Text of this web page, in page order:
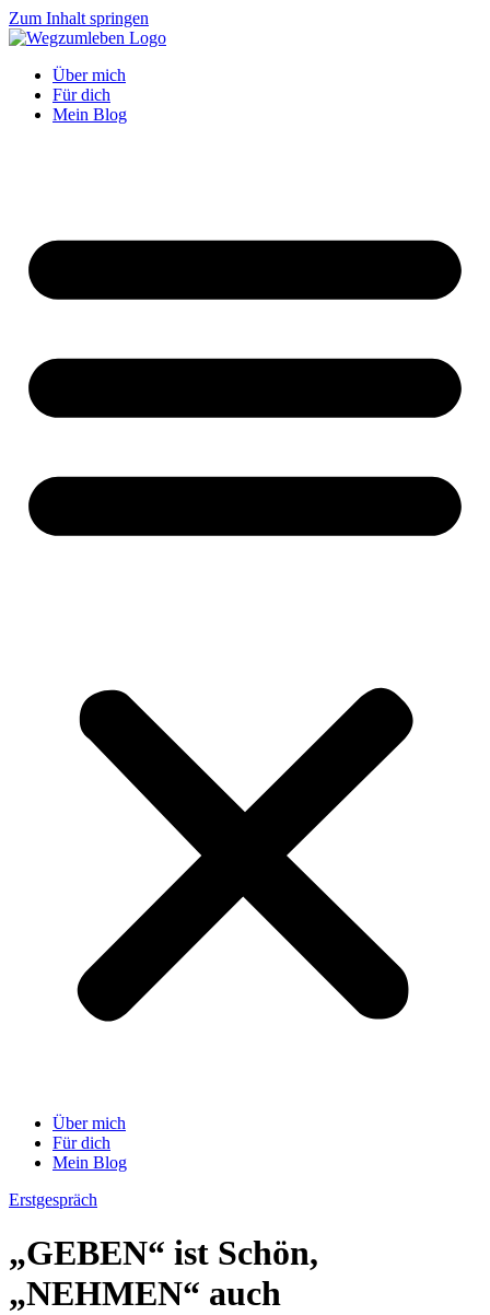
Zum Inhalt springen
Über mich
Für dich
Mein Blog
Über mich
Für dich
Mein Blog
Erstgespräch
„GEBEN“ ist Schön,
„NEHMEN“ auch